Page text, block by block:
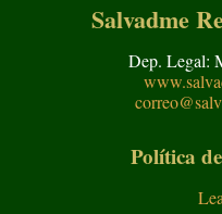
Salvadme
Dep. Legal:
Política